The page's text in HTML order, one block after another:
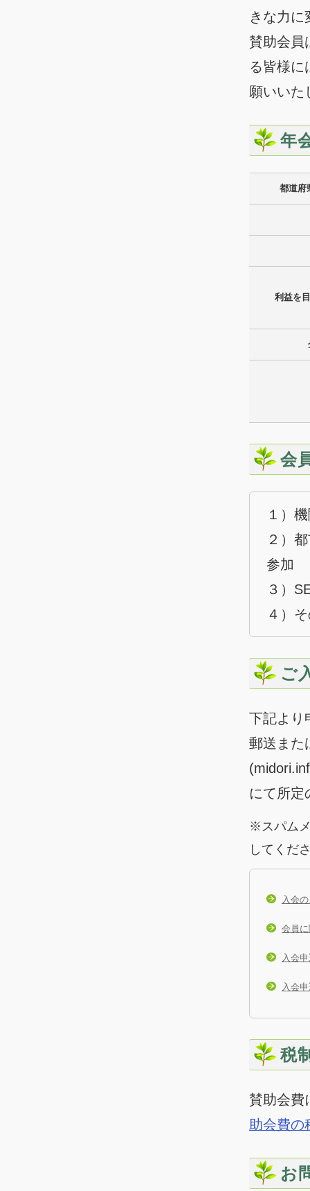
きな力に
賛助会員
る皆様に
願いいた
年
都道府
利益を
会
１）
２）
参加
３）
４）
ご
下記より
郵送また
にて所定
※スパム
してくだ
入会
会員
入会
入会
税
賛助会費
助会費の
お